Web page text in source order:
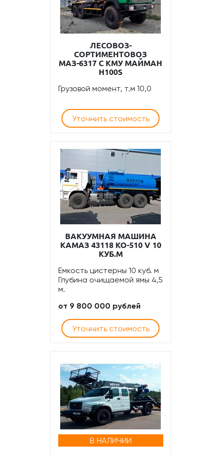
ЛЕСОВОЗ-
СОРТИМЕНТОВОЗ
МАЗ-6317 С КМУ МАЙМАН
Н100S
Грузовой момент, т.м 10,0
Уточнить стоимость
ВАКУУМНАЯ МАШИНА
КАМАЗ 43118 КО-510 V 10
КУБ.М
Емкость цистерны 10 куб. м
Глубина очищаемой ямы 4,5
м.
от 9 800 000 рублей
Уточнить стоимость
В НАЛИЧИИ